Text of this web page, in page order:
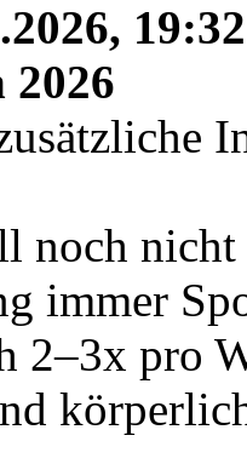
19:32
noch nicht
immer
2–3x pro